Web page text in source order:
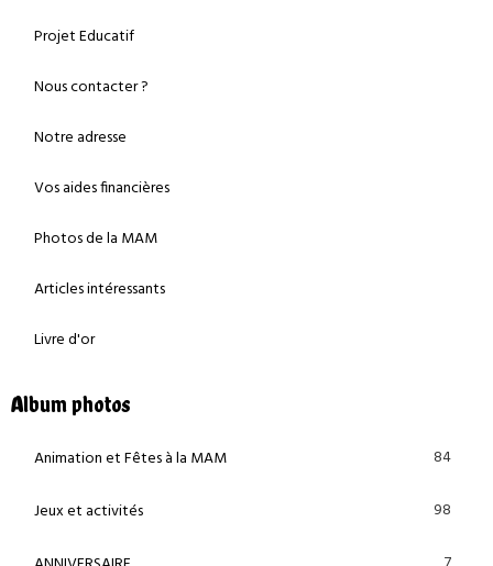
Projet Educatif
Nous contacter ?
Notre adresse
Vos aides financières
Photos de la MAM
Articles intéressants
Livre d'or
Album photos
Animation et Fêtes à la MAM 84
Jeux et activités 98